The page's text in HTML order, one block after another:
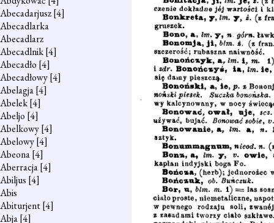
Abecadarjusz[4]
Abecadlarka
Abecadlarz
Abecadlnik[4]
Abecadło [4]
Abecadłowy[4]
Abelagja[4]
Abelek[4]
Abeljo [4]
Abelkowy[4]
Abelowy[4]
Abeona[4]
Aberracja[4]
Abiljus [4]
Abis
Abiturjent[4]
Abja[4]